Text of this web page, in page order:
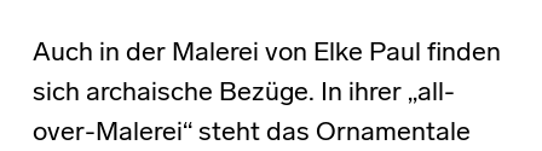
Auch in der Malerei von Elke Paul finden
sich archaische Bezüge. In ihrer „all-
over-Malerei“ steht das Ornamentale